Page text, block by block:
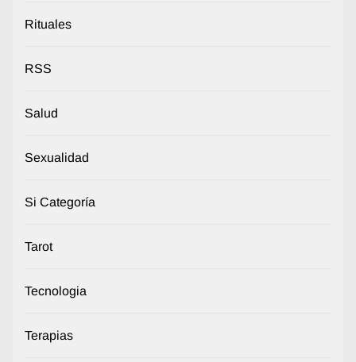
Rituales
RSS
Salud
Sexualidad
Si Categoría
Tarot
Tecnologia
Terapias